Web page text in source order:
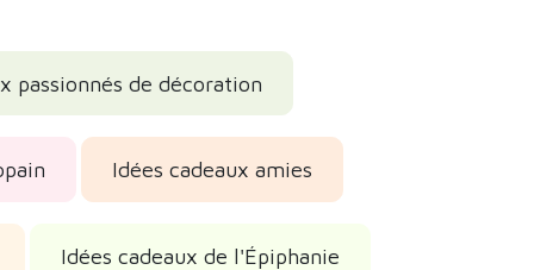
passionnés de décoration
Idées cadeaux amies
Idées cadeaux de l'Épiphanie